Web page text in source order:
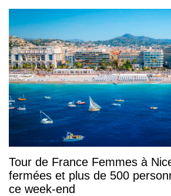
Tour de France Femmes à
fermées et plus de 500
ce week-end